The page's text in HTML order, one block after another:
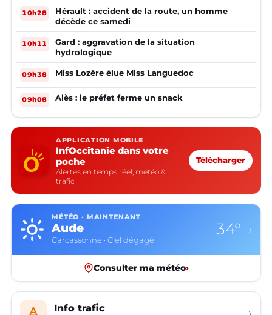
10h28
Hérault : accident de la route, un homme
décède ce samedi
10h11
Gard : aggravation de la situation
hydrologique
09h38 Miss Lozère élue Miss Languedoc
09h08 Alès : le préfet ferme un snack
APPLICATION MOBILE
InfOccitanie dans votre
poche
Alertes en temps réel, météo &
trafic
Télécharger
MÉTÉO · MAINTENANT
Aude
Carcassonne · Ciel dégagé
34° ›
Consulter ma météo›
Info trafic